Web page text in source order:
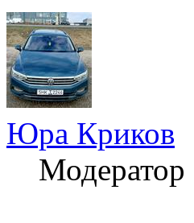
Юра Криков
Модератор